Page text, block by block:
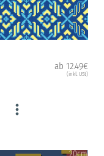
ab 12.49€
(inkl. USt)
20cm